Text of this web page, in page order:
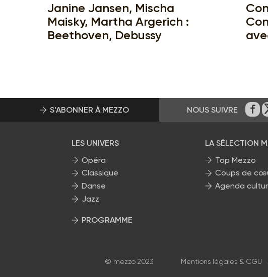
Janine Jansen, Mischa
Maisky, Martha Argerich :
Beethoven, Debussy
S’ABONNER À MEZZO NOUS SUIVRE
LES UNIVERS
Opéra
Classique
Danse
Jazz
PROGRAMME
LA SÉLECTION
Top Mezzo
Coups de
Agenda
© mezzo 2023 Mentions légales & CGU